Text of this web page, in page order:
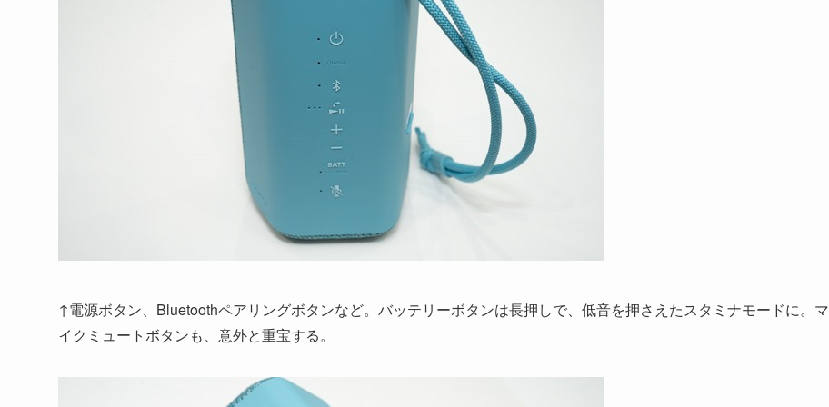
↑電源ボタン、Bluetoothペアリングボタンなど。バッテリーボタンは長押しで、低音を押さえたスタミナモードに。マ
イクミュートボタンも、意外と重宝する。